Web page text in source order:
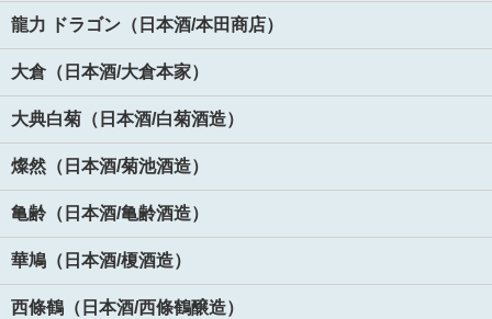
龍力 ドラゴン（日本酒/本田商店）
大倉（日本酒/大倉本家）
大典白菊（日本酒/白菊酒造）
燦然（日本酒/菊池酒造）
亀齢（日本酒/亀齢酒造）
華鳩（日本酒/榎酒造）
西條鶴（日本酒/西條鶴醸造）